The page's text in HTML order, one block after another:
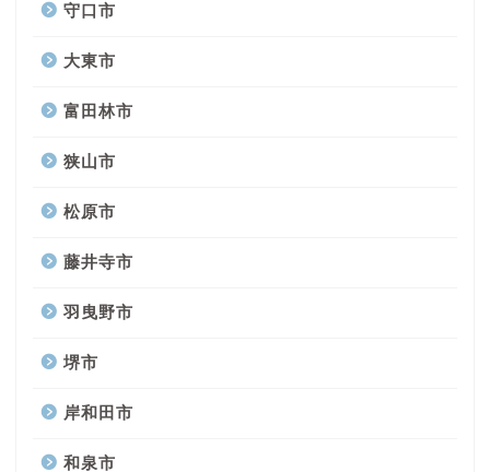
守口市
大東市
富田林市
狭山市
松原市
藤井寺市
羽曳野市
堺市
岸和田市
和泉市